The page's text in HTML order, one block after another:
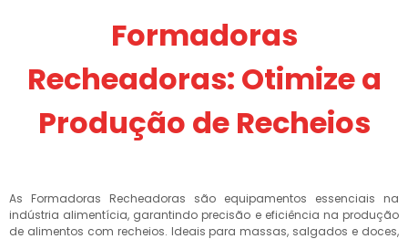
Formadoras
Recheadoras: Otimize a
Produção de Recheios
As Formadoras Recheadoras são equipamentos essenciais na
indústria alimentícia, garantindo precisão e eficiência na produção
de alimentos com recheios. Ideais para massas, salgados e doces,